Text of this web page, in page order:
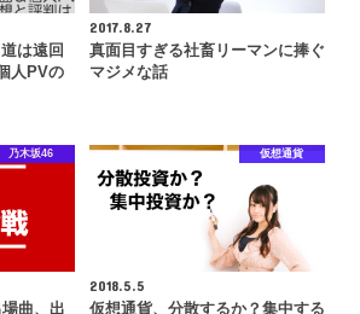
は遠回
人PVの
2017.8.27
真面目すぎる社畜リーマンに捧ぐ
マジメな話
乃木坂46
曲、出
仮想通貨
2018.5.5
仮想通貨、分散するか？集中する